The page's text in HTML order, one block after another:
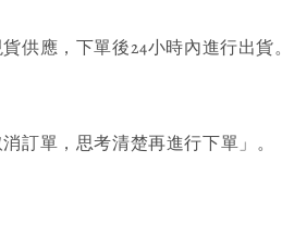
供應，下單後24小時內進行出貨。
訂單，思考清楚再進行下單」。